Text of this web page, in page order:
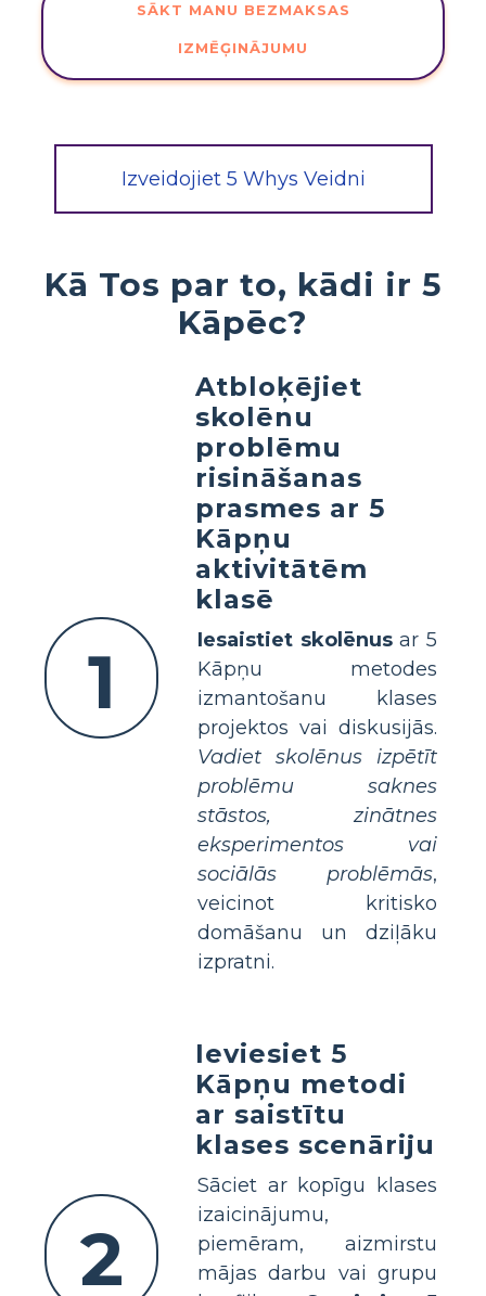
SĀKT MANU BEZMAKSAS
IZMĒĢINĀJUMU
Izveidojiet 5 Whys Veidni
Kā Tos par to, kādi ir 5
Kāpēc?
1
Atbloķējiet
skolēnu
problēmu
risināšanas
prasmes ar 5
Kāpņu
aktivitātēm
klasē
Iesaistiet skolēnusar 5
Kāpņu metodes
izmantošanu klases
projektos vai diskusijās.
Vadiet skolēnus izpētīt
problēmu saknes
stāstos, zinātnes
eksperimentos vai
sociālās problēmās,
veicinot kritisko
domāšanu un dziļāku
izpratni.
2
Ieviesiet 5
Kāpņu metodi
ar saistītu
klases scenāriju
Sāciet ar kopīgu klases
izaicinājumu,
piemēram, aizmirstu
mājas darbu vai grupu